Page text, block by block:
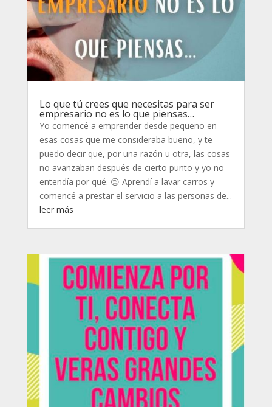
Lo que tú crees que necesitas para ser
empresario no es lo que piensas…
Yo comencé a emprender desde pequeño en
esas cosas que me consideraba bueno, y te
puedo decir que, por una razón u otra, las cosas
no avanzaban después de cierto punto y yo no
entendía por qué. 😔 Aprendí a lavar carros y
comencé a prestar el servicio a las personas de...
leer más